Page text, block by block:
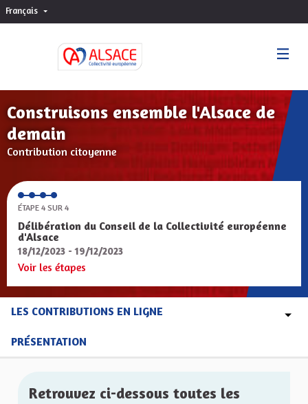
Français Choisir la langue
Construisons ensemble l'Alsace de
demain
Contribution citoyenne
ÉTAPE 4 SUR 4
Délibération du Conseil de la Collectivité européenne
d'Alsace
18/12/2023 - 19/12/2023
Voir les étapes
LES CONTRIBUTIONS EN LIGNE
PRÉSENTATION
Retrouvez ci-dessous toutes les